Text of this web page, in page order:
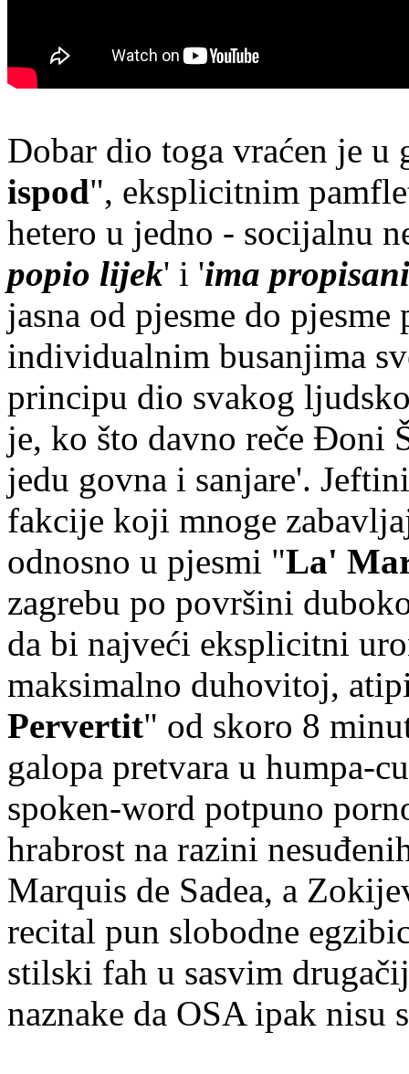
Dobar dio toga vraćen je
ispod", eksplicitnim
hetero u jedno - socijalnu
popio lijek' i 'ima
jasna od pjesme do
individualnim busanjima
principu dio svakog
je, ko što davno reče Đoni
jedu govna i sanjare'.
fakcije koji mnoge
odnosno u pjesmi "La'
zagrebu po površini
da bi najveći eksplicitni
maksimalno duhovitoj,
Pervertit" od skoro 8
galopa pretvara u humpa-
spoken-word potpuno
hrabrost na razini
Marquis de Sadea, a
recital pun slobodne
stilski fah u sasvim
naznake da OSA ipak nisu